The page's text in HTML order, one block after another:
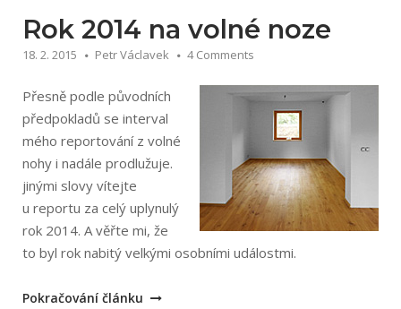
Rok 2014 na volné noze
18. 2. 2015 Petr Václavek 4 Comments
Přesně podle původních
předpokladů se interval
mého reportování z volné
nohy i nadále prodlužuje.
jinými slovy vítejte
u reportu za celý uplynulý
rok 2014. A věřte mi, že
to byl rok nabitý velkými osobními událostmi.
„Rok
Pokračování článku